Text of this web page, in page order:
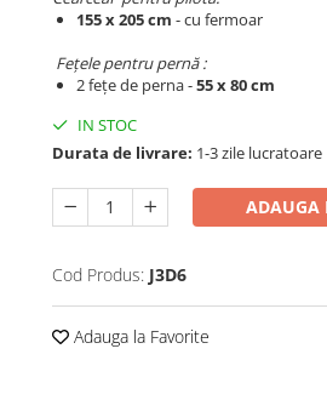
155 x 205 cm - cu fermoar​​​​​​
Fețele pentru pernă :
2 fețe de perna -55 x 80 cm
IN STOC
Durata de livrare: 1-3 zile lucratoare
ADAUGA
Cod Produs: J3D6
Adauga la Favorite